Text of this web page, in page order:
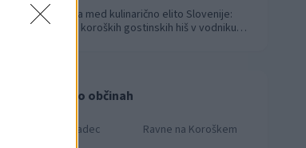
5 Koroška med kulinarično elito Slovenije:
Sedem koroških gostinskih hiš v vodniku
Novice po občinah
Slovenj Gradec
Ravne na Koroškem